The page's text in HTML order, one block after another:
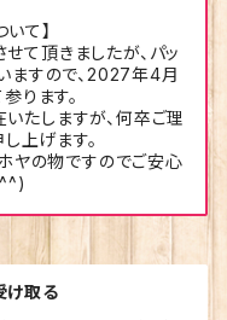
て】
て頂きましたが、パッ
ますので、2027年4月
ります。
たしますが、何卒ご理
上げます。
ヤの物ですのでご安心
け取る